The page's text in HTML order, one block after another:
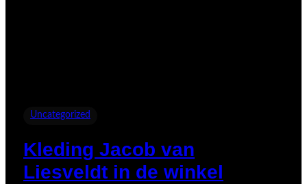
Uncategorized
Kleding Jacob van
Liesveldt in de winkel